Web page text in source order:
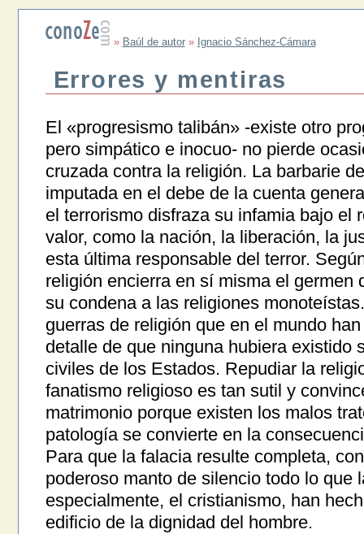
» Baúl de autor» Ignacio Sánchez-Cámara
Errores y mentiras
El «progresismo talibán» -existe otro
pero simpático e inocuo- no pierde
cruzada contra la religión. La barbarie
imputada en el debe de la cuenta
el terrorismo disfraza su infamia bajo el
valor, como la nación, la liberación, la
esta última responsable del terror.
religión encierra en sí misma el germen
su condena a las religiones
guerras de religión que en el mundo
detalle de que ninguna hubiera existido
civiles de los Estados. Repudiar la
fanatismo religioso es tan sutil y
matrimonio porque existen los malos
patología se convierte en la
Para que la falacia resulte completa,
poderoso manto de silencio todo lo que
especialmente, el cristianismo, han
edificio de la dignidad del hombre.